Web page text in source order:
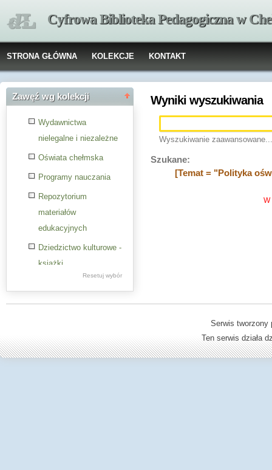
Cyfrowa Biblioteka Pedagogiczna w
STRONA GŁÓWNA KOLEKCJE KONTAKT
Zawęź wg kolekcji
Wydawnictwa
nielegalne i niezależne
Oświata chełmska
Programy nauczania
Repozytorium
materiałów
edukacyjnych
Dziedzictwo kulturowe -
książki
Resetuj wybór
Wyniki wyszukiwania
Wyszukiwanie zaawansowane...
Szukane:
[Temat = "Polityka
W
Serwis
Ten serwis działa